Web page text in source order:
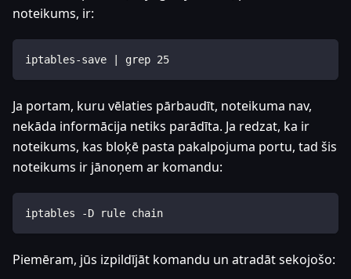
noteikums, ir:
iptables-save | grep 25
Ja portam, kuru vēlaties pārbaudīt, noteikuma nav,
nekāda informācija netiks parādīta. Ja redzat, ka ir
noteikums, kas bloķē pasta pakalpojuma portu, tad šis
noteikums ir jānoņem ar komandu:
iptables -D rule chain
Piemēram, jūs izpildījāt komandu un atradāt sekojošo: